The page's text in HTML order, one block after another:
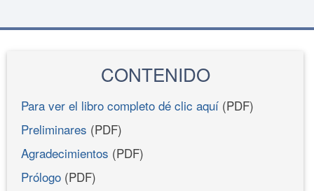
CONTENIDO
Para ver el libro completo dé clic aquí (PDF)
Preliminares (PDF)
Agradecimientos (PDF)
Prólogo (PDF)